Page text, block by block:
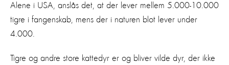
Alene i USA, anslås det, at der lever mellem 5.000-10.000
tigre i fangenskab, mens der i naturen blot lever under
4.000.
Tigre og andre store kattedyr er og bliver vilde dyr, der ikke